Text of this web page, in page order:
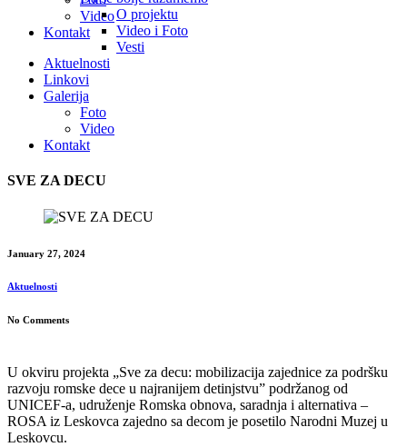
Video
Kontakt
O projektu
Video i Foto
Vesti
Aktuelnosti
Linkovi
Galerija
Foto
Video
Kontakt
SVE ZA DECU
January 27, 2024
Aktuelnosti
No Comments
U okviru projekta „Sve za decu: mobilizacija zajednice za podršku
razvoju romske dece u najranijem detinjstvu” podržanog od
UNICEF-a, udruženje Romska obnova, saradnja i alternativa –
ROSA iz Leskovca zajedno sa decom je posetilo Narodni Muzej u
Leskovcu.